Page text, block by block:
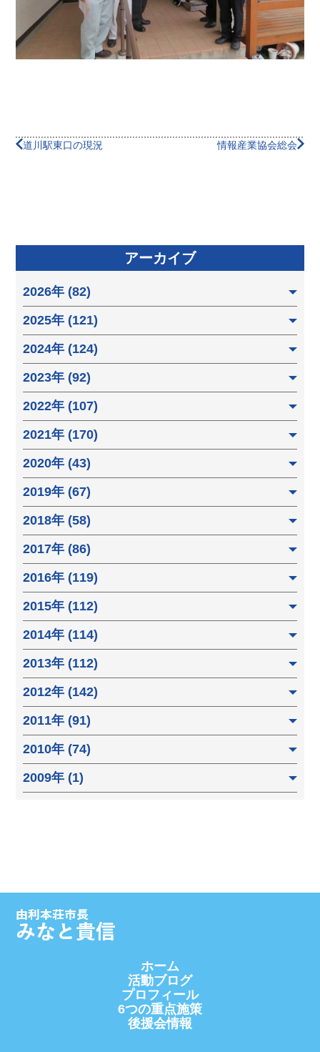
道川駅東口の現況 情報産業協会総会
アーカイブ
2026年 (82)
2025年 (121)
2024年 (124)
2023年 (92)
2022年 (107)
2021年 (170)
2020年 (43)
2019年 (67)
2018年 (58)
2017年 (86)
2016年 (119)
2015年 (112)
2014年 (114)
2013年 (112)
2012年 (142)
2011年 (91)
2010年 (74)
2009年 (1)
ホーム
活動ブログ
プロフィール
6つの重点施策
後援会情報